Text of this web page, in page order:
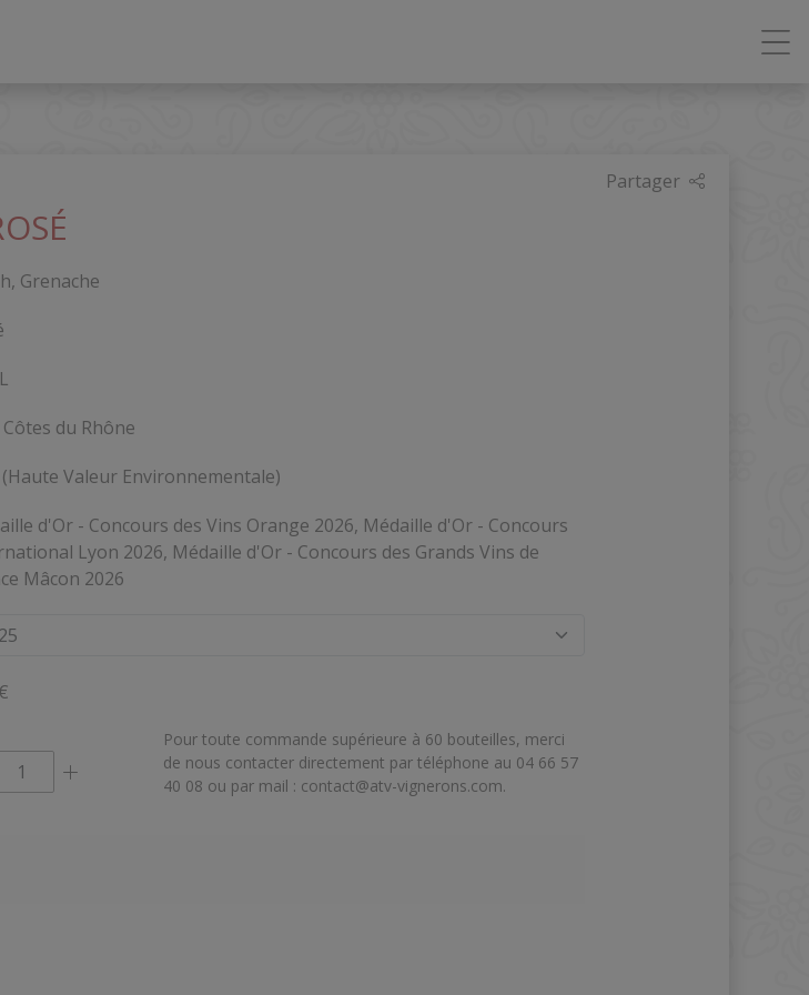
Partager
Grenache
Côtes du Rhône
(Haute Valeur Environnementale)
d'Or - Concours des Vins Orange 2026, Médaille d'Or - Concours
Lyon 2026, Médaille d'Or - Concours des Grands Vins de
Mâcon 2026
Pour toute commande supérieure à 60 bouteilles, merci
de nous contacter directement par téléphone au 04 66 57
40 08 ou par mail : contact@atv-vignerons.com.